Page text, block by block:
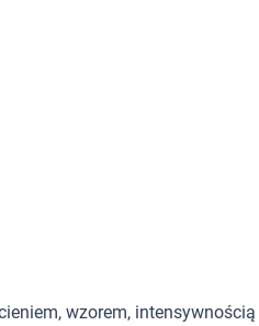
wzorem, intensywnością